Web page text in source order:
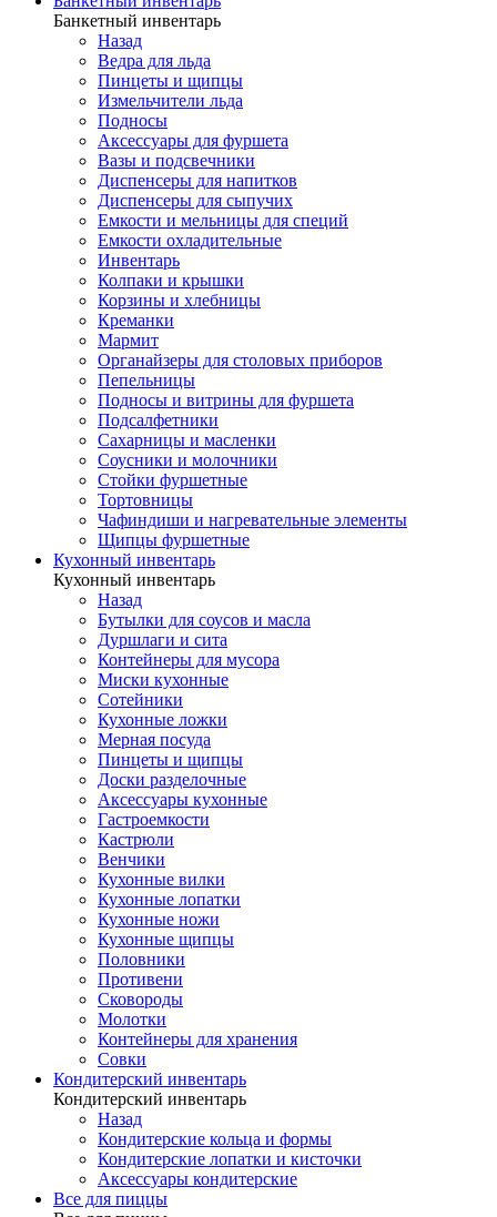
Банкетный инвентарь
Назад
Ведра для льда
Пинцеты и щипцы
Измельчители льда
Подносы
Аксессуары для фуршета
Вазы и подсвечники
Диспенсеры для напитков
Диспенсеры для сыпучих
Емкости и мельницы для специй
Емкости охладительные
Инвентарь
Колпаки и крышки
Корзины и хлебницы
Креманки
Мармит
Органайзеры для столовых приборов
Пепельницы
Подносы и витрины для фуршета
Подсалфетники
Сахарницы и масленки
Соусники и молочники
Стойки фуршетные
Тортовницы
Чафиндиши и нагревательные элементы
Щипцы фуршетные
Кухонный инвентарь
Кухонный инвентарь
Назад
Бутылки для соусов и масла
Дуршлаги и сита
Контейнеры для мусора
Миски кухонные
Сотейники
Кухонные ложки
Мерная посуда
Пинцеты и щипцы
Доски разделочные
Аксессуары кухонные
Гастроемкости
Кастрюли
Венчики
Кухонные вилки
Кухонные лопатки
Кухонные ножи
Кухонные щипцы
Половники
Противени
Сковороды
Молотки
Контейнеры для хранения
Совки
Кондитерский инвентарь
Кондитерский инвентарь
Назад
Кондитерские кольца и формы
Кондитерские лопатки и кисточки
Аксессуары кондитерские
Все для пиццы